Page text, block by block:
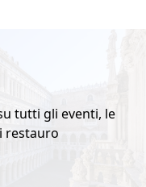
tutti gli eventi, le
restauro